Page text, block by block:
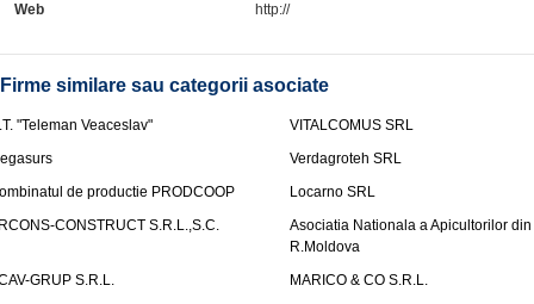
Web http://
Firme similare sau categorii asociate
"Teleman Veaceslav"
VITALCOMUS SRL
Verdagroteh SRL
de productie PRODCOOP
Locarno SRL
CONSTRUCT S.R.L.,S.C.
Asociatia Nationala a Apicultorilor din
R.Moldova
GRUP S.R.L.
MARICO & CO S.R.L.